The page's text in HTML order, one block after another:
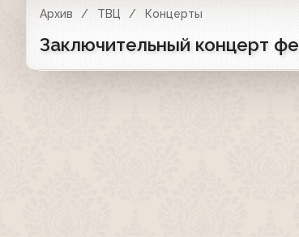
Архив ТВЦ Концерты
Заключительный концерт